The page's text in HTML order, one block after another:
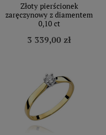
Złoty pierścionek
zaręczynowy z diamentem
0,10 ct
3 339,00 zł